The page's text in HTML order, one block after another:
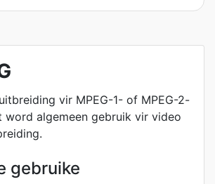
vir MPEG-1- of MPEG-2-
word algemeen gebruik vir video
gebruike